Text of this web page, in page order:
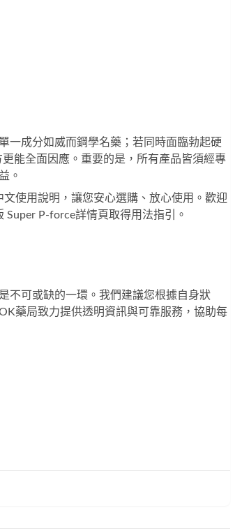
一成分如威而鋼學名藥；若同時面臨勃起硬
能全面因應。重要的是，所有產品皆須經專
。
使用說明，讓您安心選購、放心使用。歡迎
Super P-force詳情頁取得用法指引。
不可或缺的一環。我們建議您根據自身狀
藥局致力提供透明資訊與可靠服務，協助每